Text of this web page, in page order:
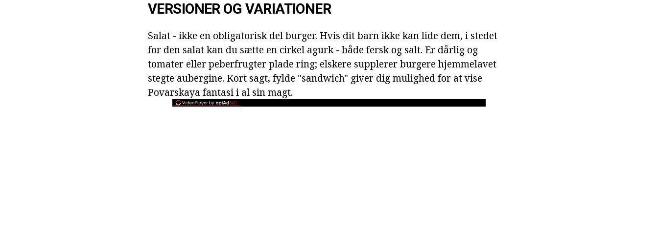
VERSIONER OG VARIATIONER
Salat - ikke en obligatorisk del burger. Hvis dit barn ikke kan lide dem, i stedet
for den salat kan du sætte en cirkel agurk - både fersk og salt. Er dårlig og
tomater eller peberfrugter plade ring; elskere supplerer burgere hjemmelavet
stegte aubergine. Kort sagt, fylde "sandwich" giver dig mulighed for at vise
Povarskaya fantasi i al sin magt.